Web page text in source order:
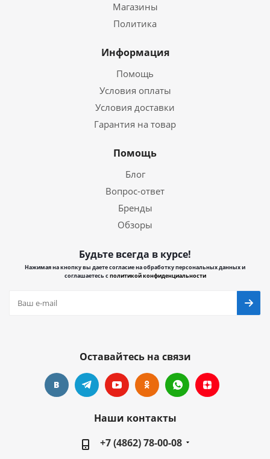
Магазины
Политика
Информация
Помощь
Условия оплаты
Условия доставки
Гарантия на товар
Помощь
Блог
Вопрос-ответ
Бренды
Обзоры
Будьте всегда в курсе!
Нажимая на кнопку вы даете согласие на обработку персональных данных и
соглашаетесь сполитикой конфиденциальности
Оставайтесь на связи
Наши контакты
+7 (4862) 78-00-08